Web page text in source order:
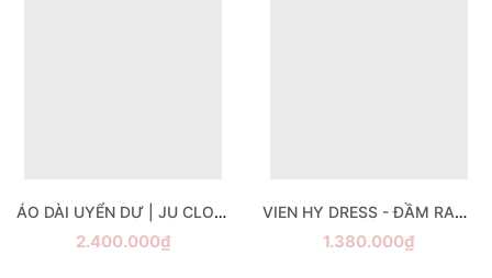
ÁO DÀI UYỂN DƯ | JU CLOTHING
2.400.000₫
VIEN HY DRESS - ĐẦM RAPLAN JU CLOTHING
1.380.000₫